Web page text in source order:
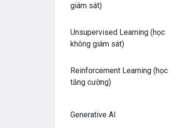
giám sát)
Unsupervised Learning (học
không giám sát)
Reinforcement Learning (học
tăng cường)
Generative AI